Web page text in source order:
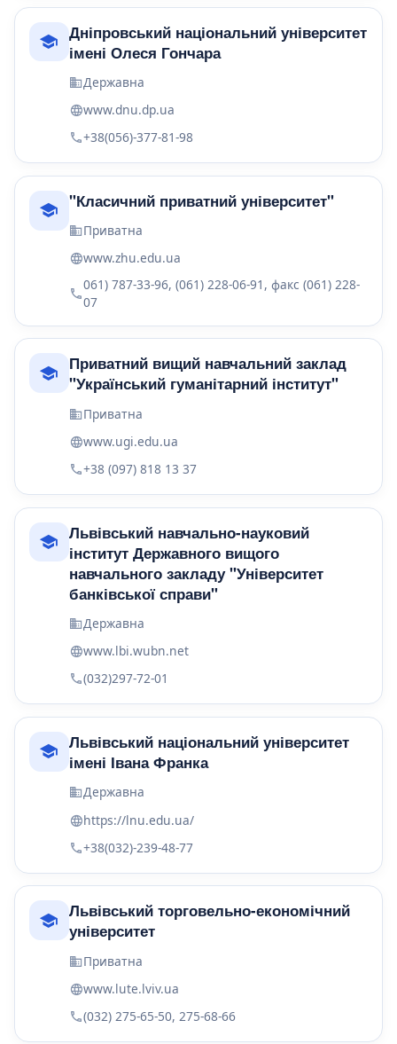
Дніпровський національний університет
імені Олеся Гончара
Державна
www.dnu.dp.ua
+38(056)-377-81-98
"Класичний приватний університет"
Приватна
www.zhu.edu.ua
061) 787-33-96, (061) 228-06-91, факс (061) 228-
07
Приватний вищий навчальний заклад
"Український гуманітарний інститут"
Приватна
www.ugi.edu.ua
+38 (097) 818 13 37
Львівський навчально-науковий
інститут Державного вищого
навчального закладу "Університет
банківської справи"
Державна
www.lbi.wubn.net
(032)297-72-01
Львівський національний університет
імені Івана Франка
Державна
https://lnu.edu.ua/
+38(032)-239-48-77
Львівський торговельно-економічний
університет
Приватна
www.lute.lviv.ua
(032) 275-65-50, 275-68-66